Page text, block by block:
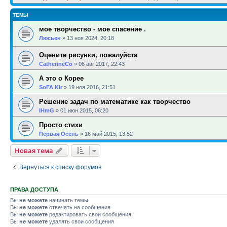
ТЕМЫ
мое творчество - мое спасение .
Люсьен » 13 ноя 2024, 20:18
Оцените рисунки, пожалуйста
CatherineCo » 06 авг 2017, 22:43
А это о Корее
SoFA Kir » 19 ноя 2016, 21:51
Решение задач по математике как творчество
IHmG » 01 июн 2015, 06:20
Просто стихи
Первая Осень » 16 май 2015, 13:52
Новая тема
Вернуться к списку форумов
ПРАВА ДОСТУПА
Вы не можете начинать темы
Вы не можете отвечать на сообщения
Вы не можете редактировать свои сообщения
Вы не можете удалять свои сообщения